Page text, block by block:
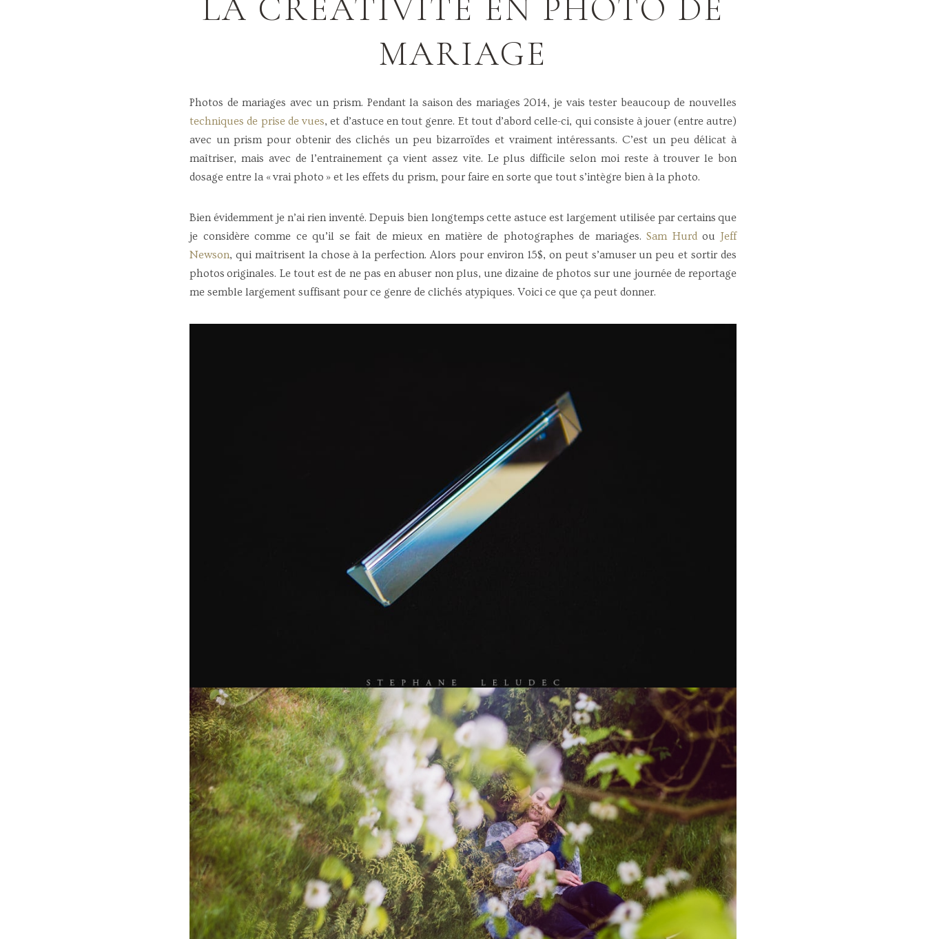
LA CREATIVITE EN PHOTO DE
MARIAGE
Photos de mariages avec un prism. Pendant la saison des mariages 2014, je vais tester beaucoup de nouvelles
techniques de prise de vues, et d’astuce en tout genre. Et tout d’abord celle-ci, qui consiste à jouer (entre autre)
avec un prism pour obtenir des clichés un peu bizarroïdes et vraiment intéressants. C’est un peu délicat à
maîtriser, mais avec de l’entrainement ça vient assez vite. Le plus difficile selon moi reste à trouver le bon
dosage entre la « vrai photo » et les effets du prism, pour faire en sorte que tout s’intègre bien à la photo.
Bien évidemment je n’ai rien inventé. Depuis bien longtemps cette astuce est largement utilisée par certains que
je considère comme ce qu’il se fait de mieux en matière de photographes de mariages.Sam Hurd ouJeff
Newson, qui maîtrisent la chose à la perfection. Alors pour environ 15$, on peut s’amuser un peu et sortir des
photos originales. Le tout est de ne pas en abuser non plus, une dizaine de photos sur une journée de reportage
me semble largement suffisant pour ce genre de clichés atypiques. Voici ce que ça peut donner.